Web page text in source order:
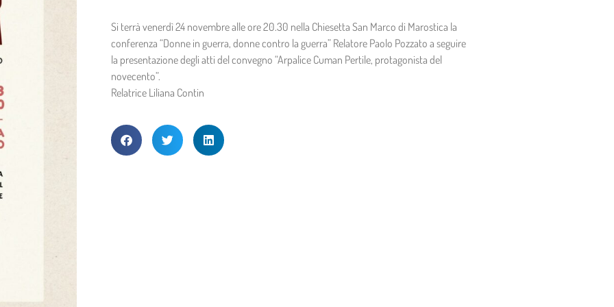
Si terrà venerdì 24 novembre alle ore 20.30 nella Chiesetta San Marco di Marostica la
conferenza “Donne in guerra, donne contro la guerra” Relatore Paolo Pozzato a seguire
la presentazione degli atti del convegno “Arpalice Cuman Pertile, protagonista del
novecento”.
Relatrice Liliana Contin